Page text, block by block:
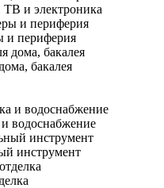
и электроника
и периферия
бакалея
водоснабжение
инструмент